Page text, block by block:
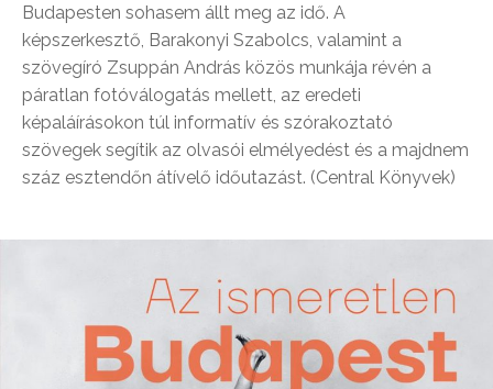
Budapesten sohasem állt meg az idő. A
képszerkesztő, Barakonyi Szabolcs, valamint a
szövegíró Zsuppán András közös munkája révén a
páratlan fotóválogatás mellett, az eredeti
képaláírásokon túl informatív és szórakoztató
szövegek segítik az olvasói elmélyedést és a majdnem
száz esztendőn átívelő időutazást. (Central Könyvek)